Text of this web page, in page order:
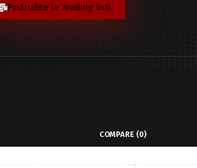
Pridružite se mailing listi
COMPARE (0)